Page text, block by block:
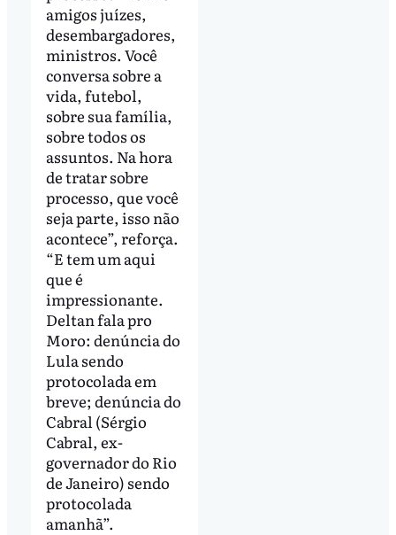
amigos juízes,
desembargadores,
ministros. Você
conversa sobre a
vida, futebol,
sobre sua família,
sobre todos os
assuntos. Na hora
de tratar sobre
processo, que você
seja parte, isso não
acontece”, reforça.
“E tem um aqui
que é
impressionante.
Deltan fala pro
Moro: denúncia do
Lula sendo
protocolada em
breve; denúncia do
Cabral (Sérgio
Cabral, ex-
governador do Rio
de Janeiro) sendo
protocolada
amanhã”.